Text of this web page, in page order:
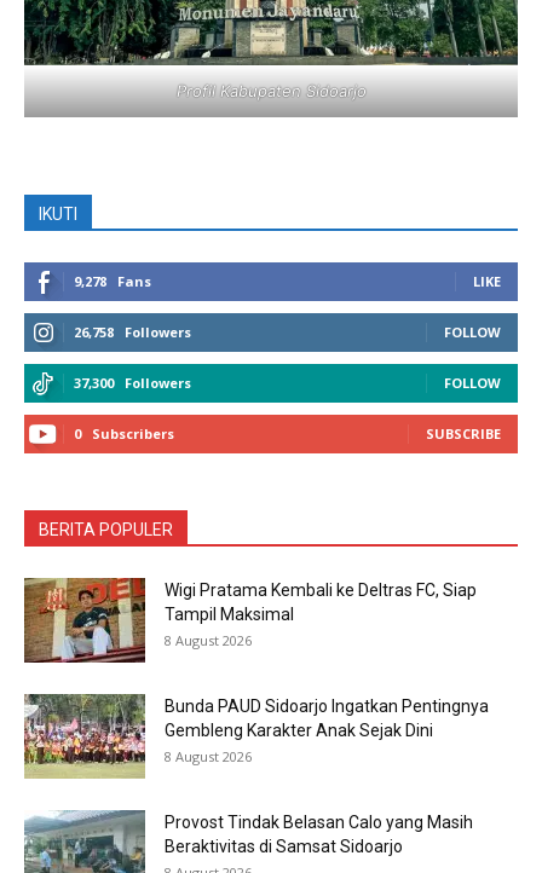
Profil Kabupaten Sidoarjo
IKUTI
9,278 Fans LIKE
26,758 Followers FOLLOW
37,300 Followers FOLLOW
0 Subscribers SUBSCRIBE
BERITA POPULER
Wigi Pratama Kembali ke Deltras FC, Siap
Tampil Maksimal
8 August 2026
Bunda PAUD Sidoarjo Ingatkan Pentingnya
Gembleng Karakter Anak Sejak Dini
8 August 2026
Provost Tindak Belasan Calo yang Masih
Beraktivitas di Samsat Sidoarjo